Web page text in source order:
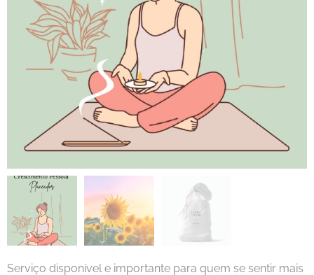
Serviço disponível e importante para quem se sentir mais